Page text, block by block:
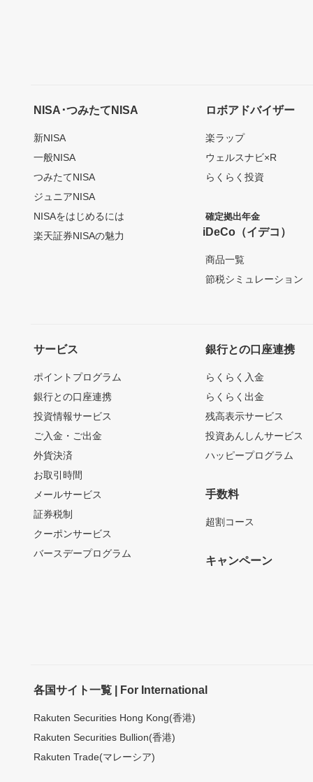
NISA･つみたてNISA
新NISA
一般NISA
つみたてNISA
ジュニアNISA
NISAをはじめるには
楽天証券NISAの魅力
ロボアドバイザー
楽ラップ
ウェルスナビ×R
らくらく投資
確定拠出年金
iDeCo（イデコ）
商品一覧
節税シミュレーション
サービス
ポイントプログラム
銀行との口座連携
投資情報サービス
ご入金・ご出金
外貨決済
お取引時間
メールサービス
証券税制
クーポンサービス
バースデープログラム
銀行との口座連携
らくらく入金
らくらく出金
残高表示サービス
投資あんしんサービス
ハッピープログラム
手数料
超割コース
キャンペーン
各国サイト一覧 | For International
Rakuten Securities Hong Kong(香港)
Rakuten Securities Bullion(香港)
Rakuten Trade(マレーシア)